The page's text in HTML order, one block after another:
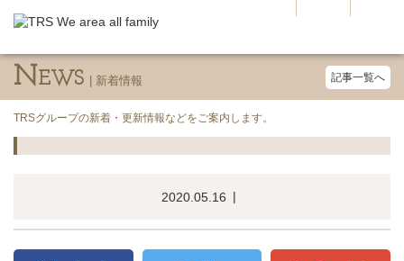
N EWS
TRSグループの新着・更新情報などをご案内します。
記事一覧へ
2020.05.16